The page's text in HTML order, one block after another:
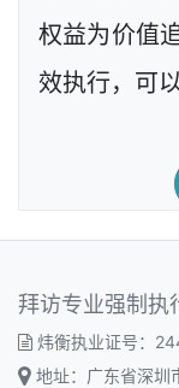
权益为价值
效执行，可
拜访专业强制执
炜衡执业证号：
地址：广东省深圳